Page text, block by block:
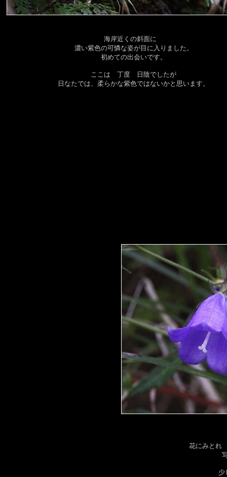
海岸近くの斜面に
濃い紫色の可憐な姿が目に入りました。
初めての出会いです。
ここは 丁度 日陰でしたが
日なたでは、柔らかな紫色ではないかと思います。
花にみとれ
少